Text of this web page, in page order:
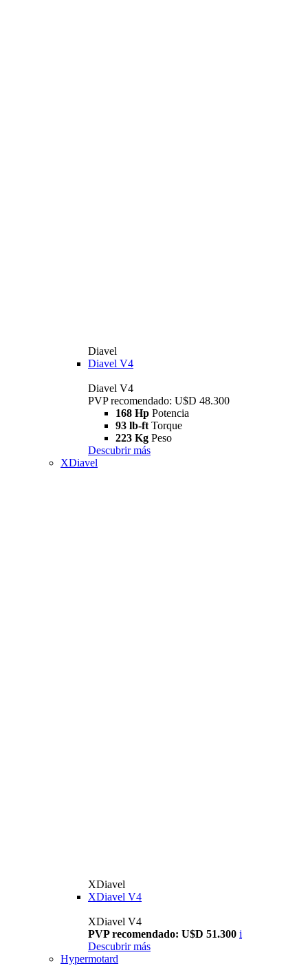
Diavel
Diavel V4
Diavel V4
PVP recomendado: U$D 48.300
168 Hp Potencia
93 lb-ft Torque
223 Kg Peso
Descubrir más
XDiavel
XDiavel
XDiavel V4
XDiavel V4
PVP recomendado: U$D 51.300 i
Descubrir más
Hypermotard